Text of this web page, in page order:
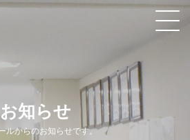
お知らせ
ルからのお知らせです。